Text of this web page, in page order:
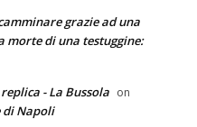
grazie ad una
morte di una testuggine:
- La Bussola on
di Napoli